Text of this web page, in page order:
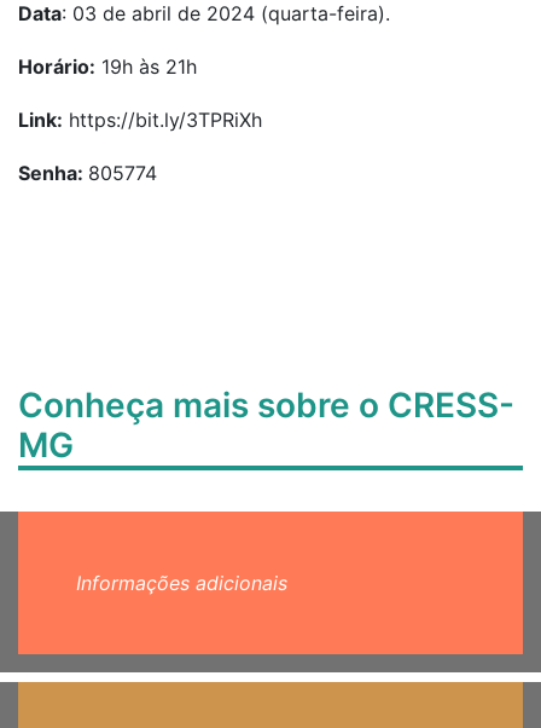
Data: 03 de abril de 2024 (quarta-feira).
Horário: 19h às 21h
Link: https://bit.ly/3TPRiXh
Senha: 805774
Conheça mais sobre o CRESS-
MG
Informações adicionais